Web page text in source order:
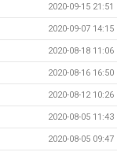
2020-09-15 21:51
2020-09-07 14:15
2020-08-18 11:06
2020-08-16 16:50
2020-08-12 10:26
2020-08-05 11:43
2020-08-05 09:47